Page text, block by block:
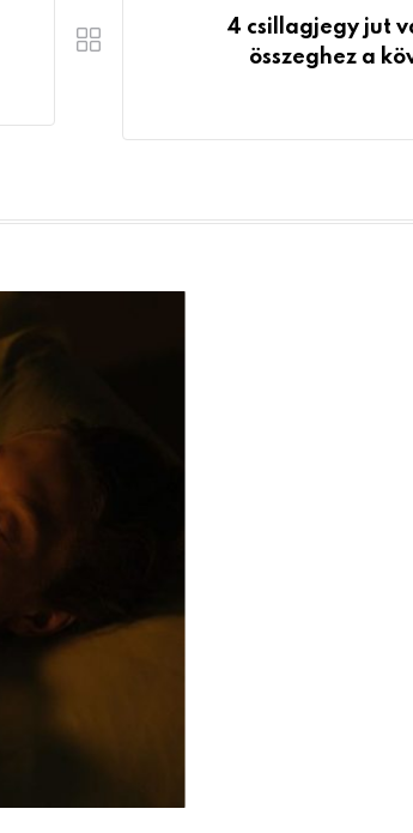
4 csillagjegy jut
összeghez a